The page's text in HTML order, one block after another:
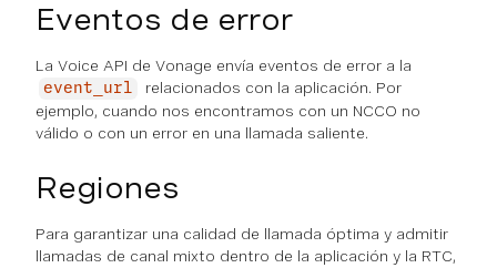
Eventos de error
La Voice API de Vonage envía eventos de error a la
event_url
relacionados con la aplicación. Por
ejemplo, cuando nos encontramos con un NCCO no
válido o con un error en una llamada saliente.
Regiones
Para garantizar una calidad de llamada óptima y admitir
llamadas de canal mixto dentro de la aplicación y la RTC,